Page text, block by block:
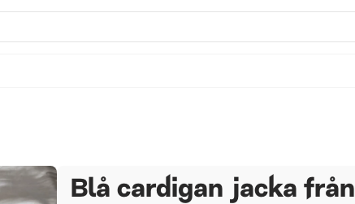
Blå cardigan jacka från